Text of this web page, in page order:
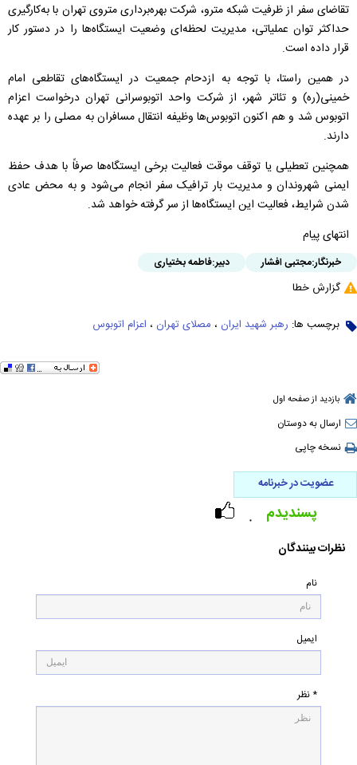
تقاضای سفر از ظرفیت شبکه مترو، شرکت بهره‌برداری متروی تهران با به‌کارگیری
حداکثر توان عملیاتی، مدیریت لحظه‌ای وضعیت ایستگاه‌ها را در دستور کار
قرار داده است.
در همین راستا، با توجه به ازدحام جمعیت در ایستگاه‌های تقاطعی امام
خمینی(ره) و تئاتر شهر، از شرکت واحد اتوبوسرانی تهران درخواست اعزام
اتوبوس شد و هم‌ اکنون اتوبوس‌ها وظیفه انتقال مسافران به مصلی را بر عهده
دارند.
همچنین تعطیلی یا توقف موقت فعالیت برخی ایستگاه‌ها صرفاً با هدف حفظ
ایمنی شهروندان و مدیریت بار ترافیک سفر انجام می‌شود و به محض عادی
شدن شرایط، فعالیت این ایستگاه‌ها از سر گرفته خواهد شد.
انتهای پیام
خبرنگار:مجتبی افشار دبیر:فاطمه بختیاری
گزارش خطا
برچسب ها: رهبر شهید ایران ، مصلای تهران ، اعزام اتوبوس
بازدید از صفحه اول
ارسال به دوستان
نسخه چاپی
عضویت در خبرنامه
۰ پسندیدم
نظرات بینندگان
نام
ایمیل
* نظر